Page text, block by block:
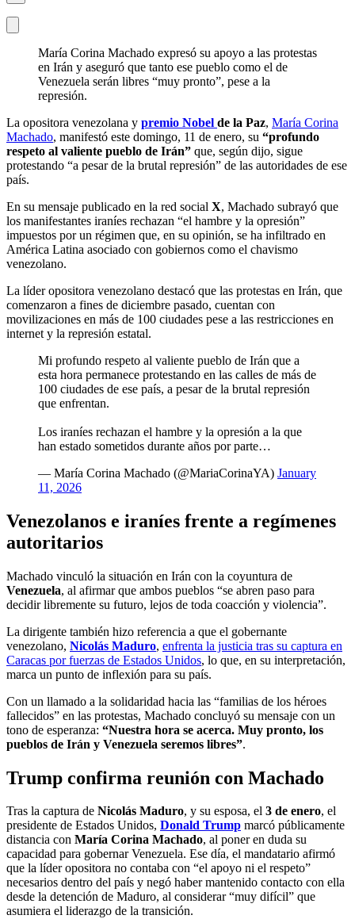
María Corina Machado expresó su apoyo a las protestas
en Irán y aseguró que tanto ese pueblo como el de
Venezuela serán libres “muy pronto”, pese a la
represión.
La opositora venezolana y premio Nobel de la Paz, María Corina
Machado, manifestó este domingo, 11 de enero, su “profundo
respeto al valiente pueblo de Irán” que, según dijo, sigue
protestando “a pesar de la brutal represión” de las autoridades de ese
país.
En su mensaje publicado en la red social X, Machado subrayó que
los manifestantes iraníes rechazan “el hambre y la opresión”
impuestos por un régimen que, en su opinión, se ha infiltrado en
América Latina asociado con gobiernos como el chavismo
venezolano.
La líder opositora venezolano destacó que las protestas en Irán, que
comenzaron a fines de diciembre pasado, cuentan con
movilizaciones en más de 100 ciudades pese a las restricciones en
internet y la represión estatal.
Mi profundo respeto al valiente pueblo de Irán que a
esta hora permanece protestando en las calles de más de
100 ciudades de ese país, a pesar de la brutal represión
que enfrentan.
Los iraníes rechazan el hambre y la opresión a la que
han estado sometidos durante años por parte…
— María Corina Machado (@MariaCorinaYA) January
11, 2026
Venezolanos e iraníes frente a regímenes
autoritarios
Machado vinculó la situación en Irán con la coyuntura de
Venezuela, al afirmar que ambos pueblos “se abren paso para
decidir libremente su futuro, lejos de toda coacción y violencia”.
La dirigente también hizo referencia a que el gobernante
venezolano, Nicolás Maduro, enfrenta la justicia tras su captura en
Caracas por fuerzas de Estados Unidos, lo que, en su interpretación,
marca un punto de inflexión para su país.
Con un llamado a la solidaridad hacia las “familias de los héroes
fallecidos” en las protestas, Machado concluyó su mensaje con un
tono de esperanza: “Nuestra hora se acerca. Muy pronto, los
pueblos de Irán y Venezuela seremos libres”.
Trump confirma reunión con Machado
Tras la captura de Nicolás Maduro, y su esposa, el 3 de enero, el
presidente de Estados Unidos, Donald Trump marcó públicamente
distancia con María Corina Machado, al poner en duda su
capacidad para gobernar Venezuela. Ese día, el mandatario afirmó
que la líder opositora no contaba con “el apoyo ni el respeto”
necesarios dentro del país y negó haber mantenido contacto con ella
desde la detención de Maduro, al considerar “muy difícil” que
asumiera el liderazgo de la transición.